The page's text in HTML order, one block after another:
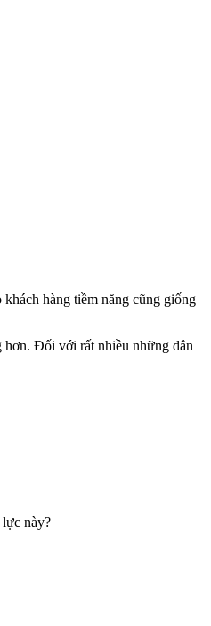
hàng tiềm năng cũng giống
hơn. Đối với rất nhiều những dân
lực này?